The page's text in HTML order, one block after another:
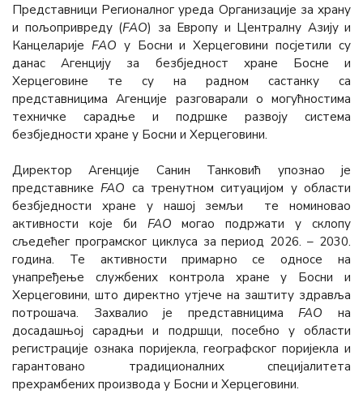
Представници Регионалног уреда Организације за храну
и пољопривреду (FАО) за Европу и Централну Азију и
Канцеларије FАО у Босни и Херцеговини посјетили су
данас Агенцију за безбједност хране Босне и
Херцеговине те су на радном састанку са
представницима Агенције разговарали о могућностима
техничке сарадње и подршке развоју система
безбједности хране у Босни и Херцеговини.
Директор Агенције Санин Танковић упознао је
представникеFAO са тренутном ситуацијом у области
безбједности хране у нашој земљи те номиновао
активности које би FAO могао подржати у склопу
сљедећег програмског циклуса за период 2026. – 2030.
година. Те активности примарно се односе на
унапређење службених контрола хране у Босни и
Херцеговини, што директно утјече на заштиту здравља
потрошача. Захвалио је представницимаFAO на
досадашњој сарадњи и подршци, посебно у области
регистрације ознака поријекла, географског поријекла и
гарантовано традиционалних специјалитета
прехрамбених производа у Босни и Херцеговини.